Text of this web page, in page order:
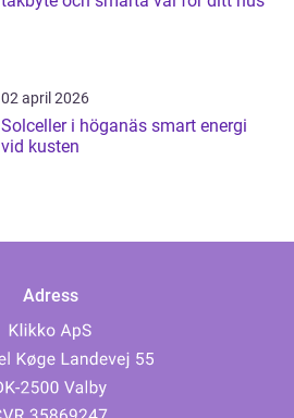
02 april 2026
Solceller i höganäs smart energi
vid kusten
Adress